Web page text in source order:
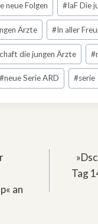
neue Folgen #IaF Die
Ärzte #In aller
die jungen Ärzte #
#neue Serie ARD #serie
an
Tag